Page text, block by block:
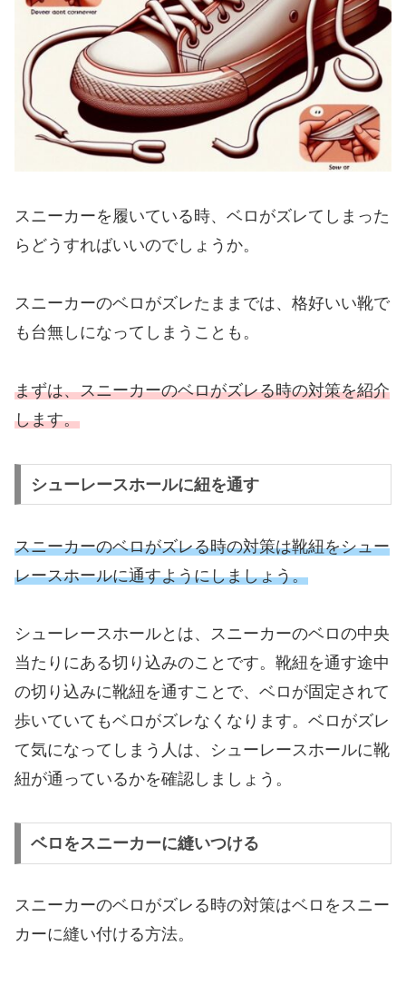
スニーカーを履いている時、ベロがズレてしまった
らどうすればいいのでしょうか。
スニーカーのベロがズレたままでは、格好いい靴で
も台無しになってしまうことも。
まずは、スニーカーのベロがズレる時の対策を紹介
します。
シューレースホールに紐を通す
スニーカーのベロがズレる時の対策は靴紐をシュー
レースホールに通すようにしましょう。
シューレースホールとは、スニーカーのベロの中央
当たりにある切り込みのことです。靴紐を通す途中
の切り込みに靴紐を通すことで、ベロが固定されて
歩いていてもベロがズレなくなります。ベロがズレ
て気になってしまう人は、シューレースホールに靴
紐が通っているかを確認しましょう。
ベロをスニーカーに縫いつける
スニーカーのベロがズレる時の対策はベロをスニー
カーに縫い付ける方法。